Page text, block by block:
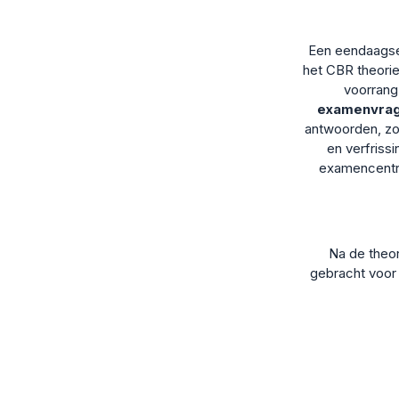
Een
het CBR
antwoorden,
en
Na de
gebracht